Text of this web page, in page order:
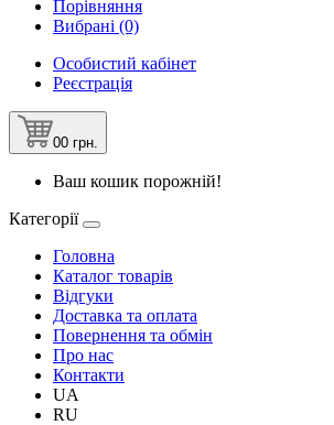
Порівняння
Вибрані (0)
Особистий кабінет
Реєстрація
00 грн.
Ваш кошик порожній!
Категорії
Головна
Каталог товарів
Відгуки
Доставка та оплата
Повернення та обмін
Про нас
Контакти
UA
RU